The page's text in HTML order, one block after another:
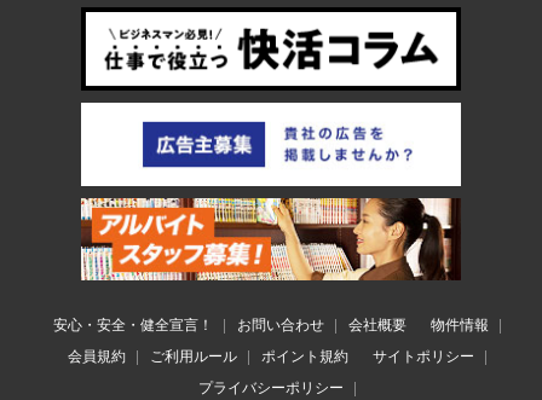
安心・安全・健全宣言！ お問い合わせ 会社概要
物件情報
会員規約
ご利用ルール ポイント規約
サイトポリシー
プライバシーポリシー